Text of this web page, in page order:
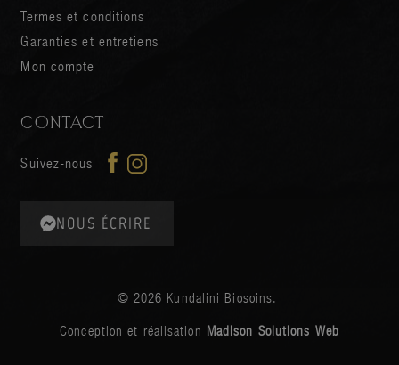
Termes et conditions
Garanties et entretiens
Mon compte
CONTACT
Suivez-nous
NOUS ÉCRIRE
© 2026 Kundalini Biosoins.
Conception et réalisation Madison Solutions Web